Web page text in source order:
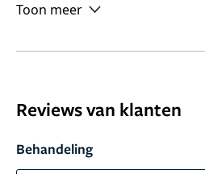
Toon meer
Reviews van klanten
Behandeling